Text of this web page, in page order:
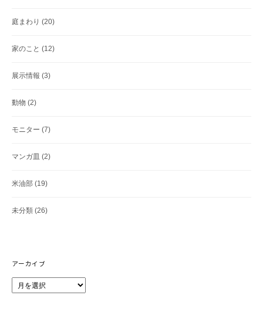
庭まわり (20)
家のこと (12)
展示情報 (3)
動物 (2)
モニター (7)
マンガ皿 (2)
米油部 (19)
未分類 (26)
アーカイブ
ー